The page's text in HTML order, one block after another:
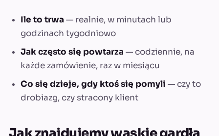
Ile to trwa — realnie, w minutach lub
godzinach tygodniowo
Jak często się powtarza — codziennie, na
każde zamówienie, raz w miesiącu
Co się dzieje, gdy ktoś się pomyli — czy to
drobiazg, czy stracony klient